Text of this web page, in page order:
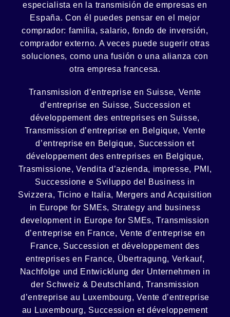
especialista en la transmisión de empresas en
España. Con él puedes pensar en el mejor
comprador: familia,salario, fondo de inversión,
comprador externo. A veces puede sugerir otras
soluciones, como una fusión o unaalianza con
otra empresa francesa.
Transmission d’entreprise en Suisse, Vente
d’entreprise en Suisse, Succession et
développement des entreprises en Suisse,
Transmission d’entreprise en Belgique, Vente
d’entreprise en Belgique, Succession et
développement des entreprises en Belgique,
Trasmissione, Vendita d’azienda, impresse, PMI,
Successione e Sviluppo del Business in
Svizzera, Ticino e Italia, Mergers and Acquisition
in Europe for SMEs, Strategy and business
development in Europe for SMEs,Transmission
d’entreprise en France, Vente d’entreprise en
France, Succession et développement des
entreprises en France, Übertragung, Verkauf,
Nachfolge und Entwicklung der Unternehmen in
der Schweiz & Deutschland ,Transmission
d’entreprise au Luxembourg, Vente d’entreprise
au Luxembourg, Succession et développement